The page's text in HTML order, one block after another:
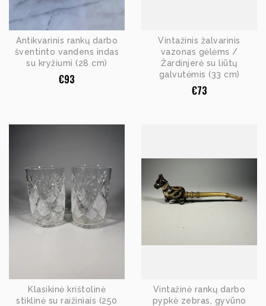
Antikvarinis rankų darbo
šventinto vandens indas
su kryžiumi (28 cm)
€93
Vintažinis žalvarinis
vazonas gėlėms /
Žardinjerė su liūtų
galvutėmis (33 cm)
€73
Klasikinė krištolinė
stiklinė su raižiniais (250
Vintažinė rankų darbo
pypkė zebras, gyvūno